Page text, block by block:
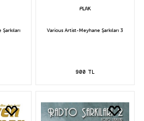
Various Artist-Meyhane Şarkıları 3
900 TL